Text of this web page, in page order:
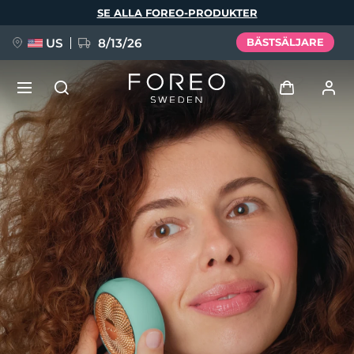
SE ALLA FOREO-PRODUKTER
US 8/13/26 BÄSTSÄLJARE
Logga in
Användarprofil
Mina enheter
Mina beställningar
Mina adresser
Mina prenumerationer
NYHET
FAQ™ Pure Beauty-Tech Elixir
BREAKING NEWS
issa™ Teeth Whitening Set
Språk
English Deutsch
Español
Français
Italiano
Português
Polski
Svenska
Русский
Türkçe
简体中文 繁體中文